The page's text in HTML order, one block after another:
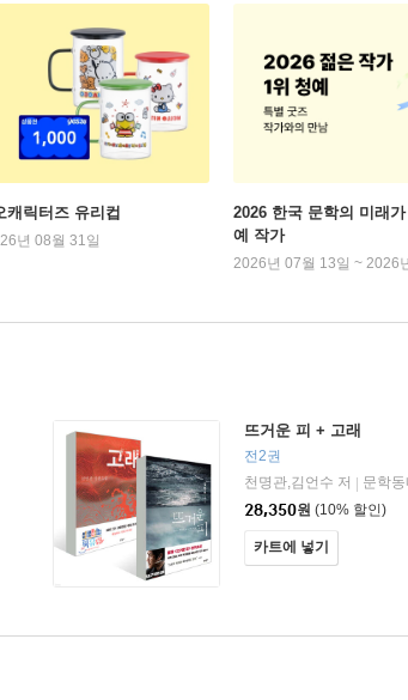
릭터즈 유리컵
년 08월 31일
2026 한국 문학의 미래
예 작가
2026년 07월 13일 ~ 2026
뜨거운 피 + 고래
전2권
천명관,김언수 저
문학
28,350원 (10% 할인)
카트에 넣기